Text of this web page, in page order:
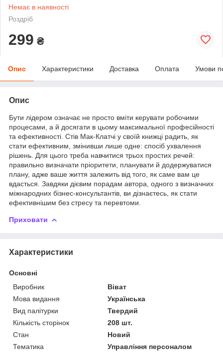
Немає в наявності
Роздріб
299 ₴
Опис Характеристики Доставка Оплата Умови
Опис
Бути лідером означає не просто вміти керувати робочими
процесами, а й досягати в цьому максимальної професійності
та ефективності. Стів Мак-Клатчі у своїй книжці радить, як
стати ефективним, змінивши лише одне: спосіб ухвалення
рішень. Для цього треба навчитися трьох простих речей:
правильно визначати пріоритети, планувати й додержуватися
плану, адже ваше життя залежить від того, як саме вам це
вдасться. Завдяки дієвим порадам автора, одного з визначних
міжнародних бізнес-консультантів, ви дізнаєтесь, як стати
ефективнішим без стресу та перевтоми.
Приховати
Характеристики
Основні
Виробник
Віват
Мова видання
Українська
Вид палітурки
Твердий
Кількість сторінок
208 шт.
Стан
Новий
Тематика
Управління персоналом